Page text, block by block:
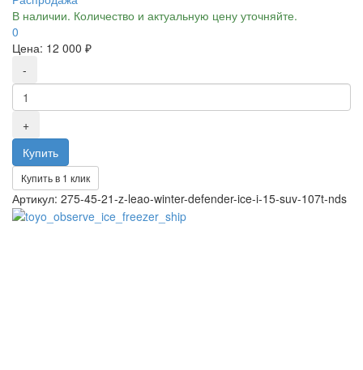
В наличии. Количество и актуальную цену уточняйте.
0
Цена: 12 000 ₽
Купить в 1 клик
Артикул: 275-45-21-z-leao-winter-defender-ice-i-15-suv-107t-nds